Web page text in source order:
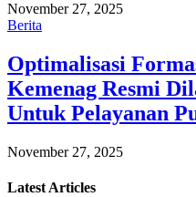
November 27, 2025
Berita
Optimalisasi
Kemenag Resmi
Untuk Pelayanan
November 27, 2025
Latest Articles